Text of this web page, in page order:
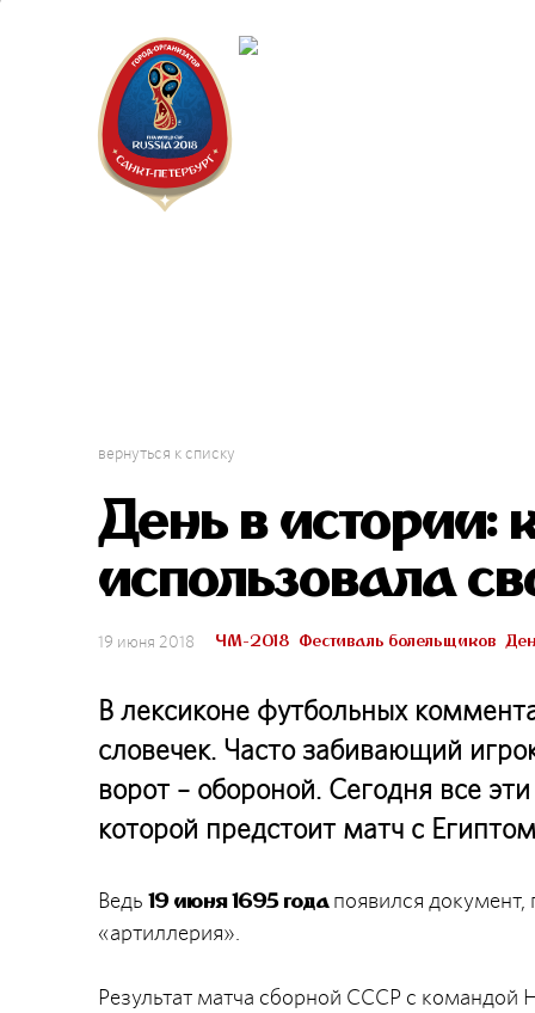
вернуться к списку
День в истории:
использовала
19 июня 2018 ЧМ-2018 Фестиваль болельщиков
В лексиконе футбольных
словечек. Часто забивающий
ворот – обороной. Сегодня все
которой предстоит матч с
Ведь 19 июня 1695 годапоявился документ,
«артиллерия».
Результат матча сборной СССР с